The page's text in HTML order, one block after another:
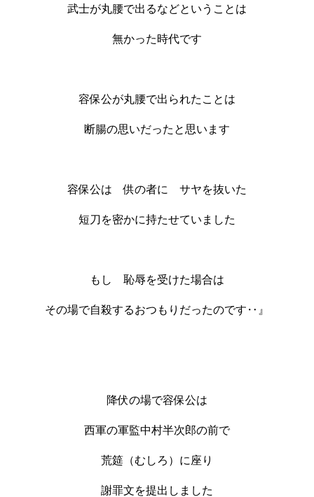
武士が丸腰で出るなどということは
無かった時代です
容保公が丸腰で出られたことは
断腸の思いだったと思います
容保公は 供の者に サヤを抜いた
短刀を密かに持たせていました
もし 恥辱を受けた場合は
その場で自殺するおつもりだったのです‥』
降伏の場で容保公は
西軍の軍監中村半次郎の前で
荒筵（むしろ）に座り
謝罪文を提出しました